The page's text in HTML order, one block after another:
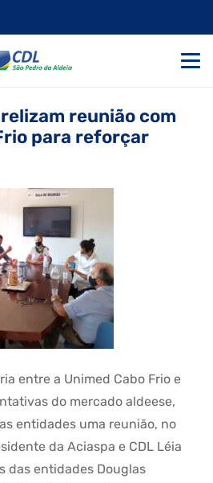
reunião com
para reforçar
entre a Unimed Cabo Frio e
do mercado aldeese,
entidades uma reunião, no
da Aciaspa e CDL Léia
das entidades Douglas